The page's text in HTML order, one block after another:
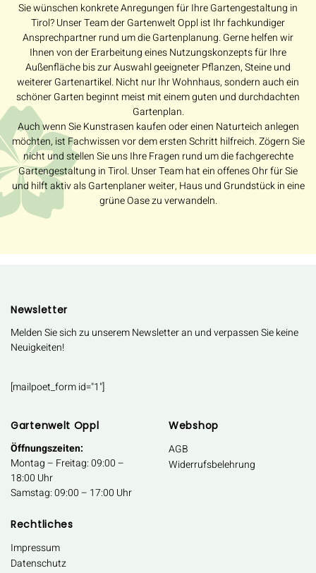
Sie wünschen konkrete Anregungen für Ihre Gartengestaltung in
Tirol? Unser Team der Gartenwelt Oppl ist Ihr fachkundiger
Ansprechpartner rund um die Gartenplanung. Gerne helfen wir
Ihnen von der Erarbeitung eines Nutzungskonzepts für Ihre
Außenfläche bis zur Auswahl geeigneter Pflanzen, Steine und
weiterer Gartenartikel. Nicht nur Ihr Wohnhaus, sondern auch ein
schöner Garten beginnt meist mit einem guten und durchdachten
Gartenplan.
Auch wenn Sie Kunstrasen kaufen oder einen Naturteich anlegen
möchten, ist Fachwissen vor dem ersten Schritt hilfreich. Zögern Sie
nicht und stellen Sie uns Ihre Fragen rund um die fachgerechte
Gartengestaltung in Tirol. Unser Team hat ein offenes Ohr für Sie
und hilft aktiv als Gartenplaner weiter, Haus und Grundstück in eine
grüne Oase zu verwandeln.
Newsletter
Melden Sie sich zu unserem Newsletter an und verpassen Sie keine
Neuigkeiten!
[mailpoet_form id="1"]
Gartenwelt Oppl
Öffnungszeiten:
Montag – Freitag: 09:00 –
18:00 Uhr
Samstag: 09:00 – 17:00 Uhr
Webshop
AGB
Widerrufsbelehrung
Rechtliches
Impressum
Datenschutz